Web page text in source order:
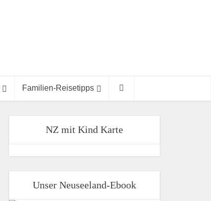
Familien-Reisetipps
NZ mit Kind Karte
Unser Neuseeland-Ebook